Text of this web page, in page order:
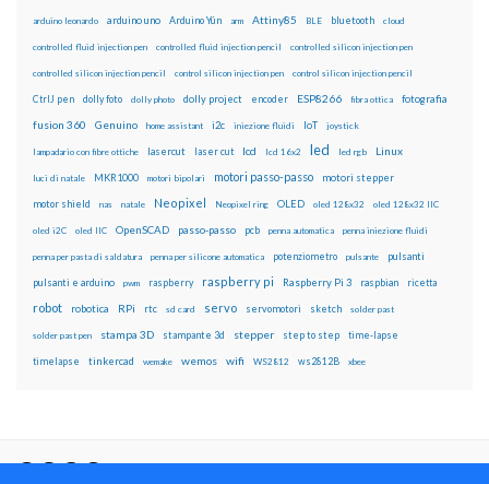
arduino leonardo arduino uno Arduino Yún arm Attiny85 BLE bluetooth cloud
controlled fluid injection pen controlled fluid injection pencil controlled silicon injection pen
controlled silicon injection pencil control silicon injection pen control silicon injection pencil
CtrlJ pen dolly foto dolly photo dolly project encoder ESP8266 fibra ottica fotografia
fusion 360 Genuino home assistant i2c iniezione fluidi IoT joystick
lampadario con fibre ottiche lasercut laser cut lcd lcd 16x2 led led rgb Linux
luci di natale MKR1000 motori bipolari motori passo-passo motori stepper
motor shield nas natale Neopixel Neopixel ring OLED oled 128x32 oled 128x32 IIC
oled i2C oled IIC OpenSCAD passo-passo pcb penna automatica penna iniezione fluidi
penna per pasta di saldatura penna per silicone automatica potenziometro pulsante pulsanti
pulsanti e arduino pwm raspberry raspberry pi Raspberry Pi 3 raspbian ricetta
robot robotica RPi rtc sd card servo servomotori sketch solder past
solder past pen stampa 3D stampante 3d stepper step to step time-lapse
timelapse tinkercad wemake wemos wifi WS2812 ws2812B xbee